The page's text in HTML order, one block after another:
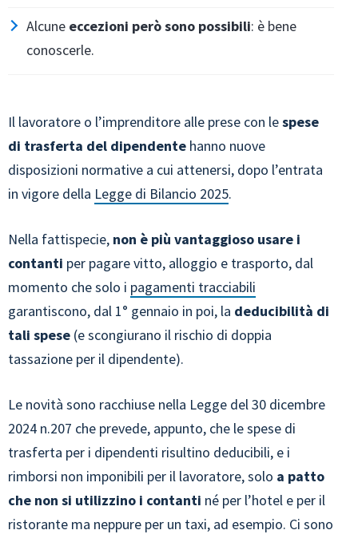
Alcune eccezioni però sono possibili: è bene
conoscerle.
Il lavoratore o l’imprenditore alle prese con lespese
di trasferta del dipendente hanno nuove
disposizioni normative a cui attenersi, dopo l’entrata
in vigore della Legge di Bilancio 2025.
Nella fattispecie, non è più vantaggioso usare i
contanti per pagare vitto, alloggio e trasporto, dal
momento che solo i pagamenti tracciabili
garantiscono, dal 1° gennaio in poi, la deducibilità di
tali spese (e scongiurano il rischio di doppia
tassazione per il dipendente).
Le novità sono racchiuse nella Legge del 30 dicembre
2024 n.207 che prevede, appunto, che le spese di
trasferta per i dipendenti risultino deducibili, e i
rimborsi non imponibili per il lavoratore, solo a patto
che non si utilizzino i contanti né per l’hotel e per il
ristorante ma neppure per un taxi, ad esempio. Ci sono